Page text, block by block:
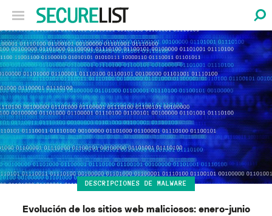
DESCRIPCIONES DE MALWARE
Evolución de los sitios web maliciosos: enero-junio